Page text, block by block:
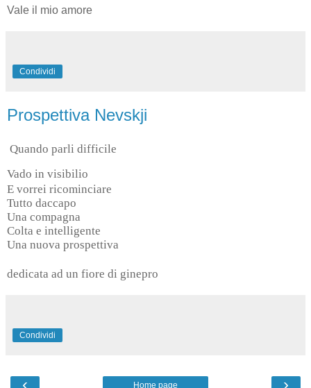
Vale il mio amore
Condividi
Prospettiva Nevskji
Quando parli difficile
Vado in visibilio
E vorrei ricominciare
Tutto daccapo
Una compagna
Colta e intelligente
Una nuova prospettiva
dedicata ad un fiore di ginepro
Condividi
Home page